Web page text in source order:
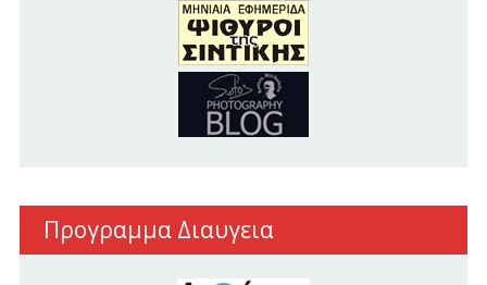
Προγραμμα Διαυγεια